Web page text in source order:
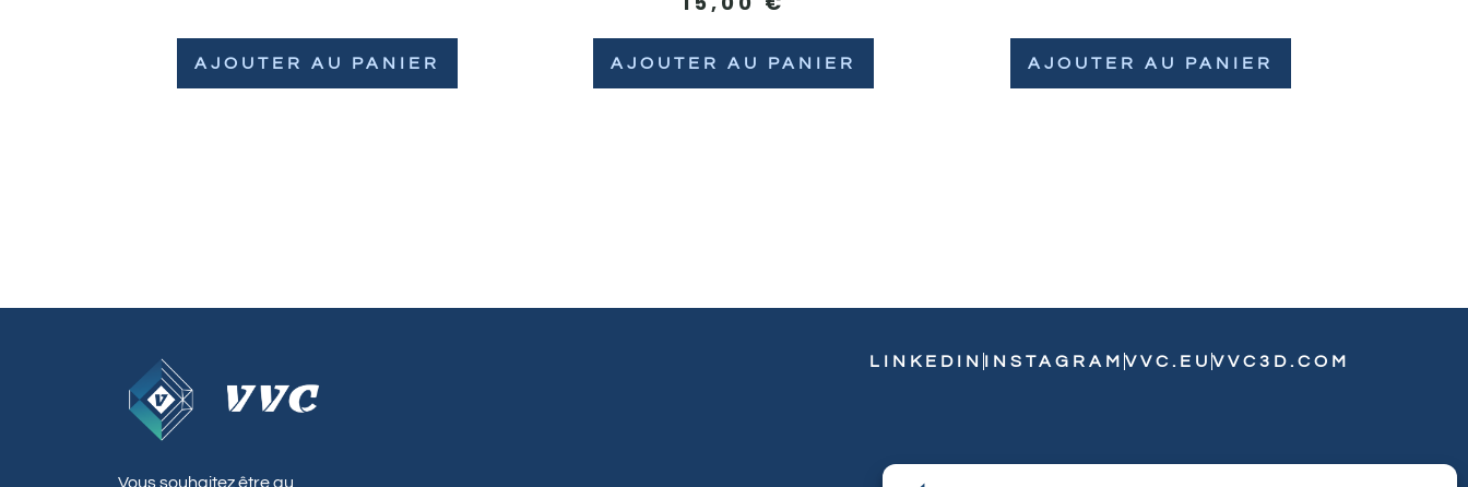
AJOUTER AU PANIER AJOUTER AU PANIER AJOUTER AU PANIER
Vous souhaitez être au
LINKEDIN INSTAGRAM VVC.EU VVC3D.COM